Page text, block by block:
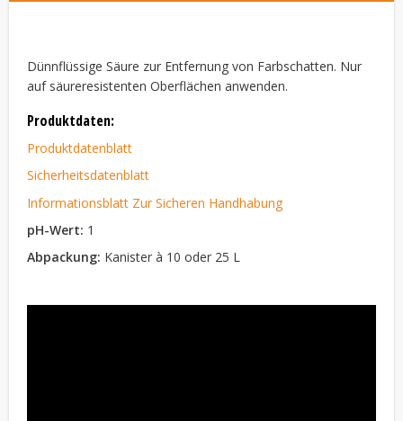
Dünnflüssige Säure zur Entfernung von Farbschatten. Nur
auf säureresistenten Oberflächen anwenden.
Produktdaten:
Produktdatenblatt
Sicherheitsdatenblatt
Informationsblatt Zur Sicheren Handhabung
pH-Wert: 1
Abpackung: Kanister à 10 oder 25 L